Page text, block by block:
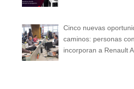
Cinco nuevas
caminos: personas
incorporan a Renault